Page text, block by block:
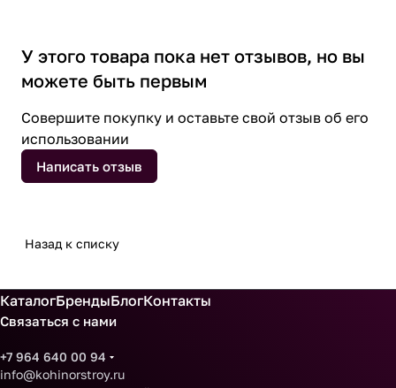
У этого товара пока нет отзывов, но вы
можете быть первым
Совершите покупку и оставьте свой отзыв об его
использовании
Написать отзыв
Назад к списку
КаталогБрендыБлогКонтакты
Связаться с нами
+7 964 640 00 94
info@kohinorstroy.ru